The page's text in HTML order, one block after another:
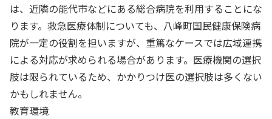
は、近隣の能代市などにある総合病院を利用することにな
ります。救急医療体制についても、八峰町国民健康保険病
院が一定の役割を担いますが、重篤なケースでは広域連携
による対応が求められる場合があります。医療機関の選択
肢は限られているため、かかりつけ医の選択肢は多くない
かもしれません。
教育環境